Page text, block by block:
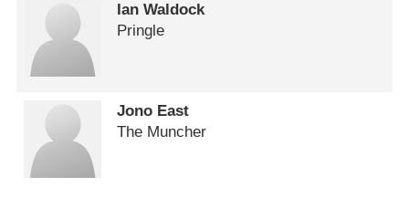
Ian Waldock
Pringle
Jono East
The Muncher